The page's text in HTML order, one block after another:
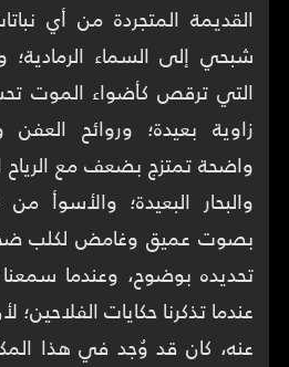
القديمة المتجردة من أي
شبحي إلى السماء الرمادية؛
التي ترقص كأضواء الموت
زاوية بعيدة؛ وروائح العفن
واضحة تمتزج بضعف مع الرياح
والبحار البعيدة؛ والأسوأ
بصوت عميق وغامض لكلب ضخم
تحديده بوضوح، وعندما سمعنا
عندما تذكرنا حكايات
عنه، كان قد وُجد في هذا